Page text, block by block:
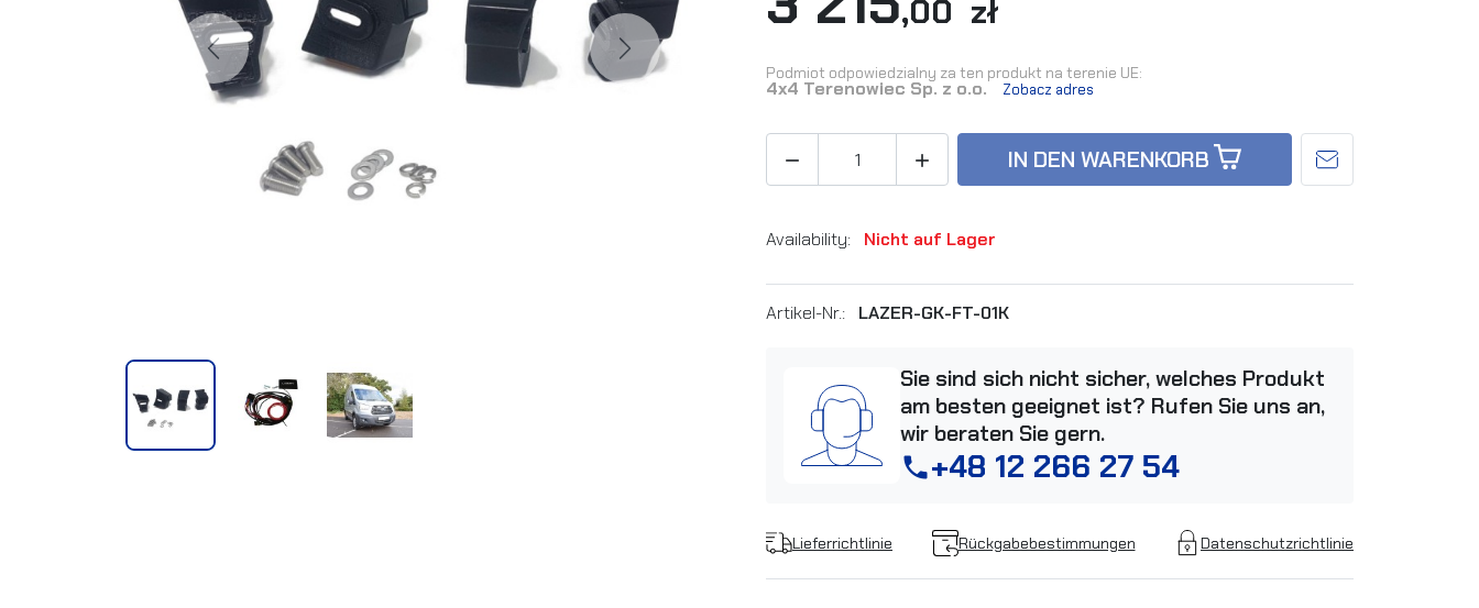
Previous Next
,00 zł
Podmiot odpowiedzialny za ten produkt na terenie UE:
4x4 Terenowiec Sp. z o.o. Zobacz adres
  IN DEN WARENKORB
Availability: Nicht auf Lager
Artikel-Nr.: LAZER-GK-FT-01K
Sie sind sich nicht sicher, welches Produkt
am besten geeignet ist? Rufen Sie uns an,
wir beraten Sie gern.
phone+48 12 266 27 54
Lieferrichtlinie Rückgabebestimmungen Datenschutzrichtlinie